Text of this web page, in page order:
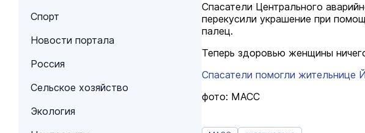
Спорт
Новости портала
Россия
Сельское хозяйство
Экология
Спасатели Центрального
перекусили украшение при
палец.
Теперь здоровью женщины
Спасатели помогли жительнице
фото: МАСС